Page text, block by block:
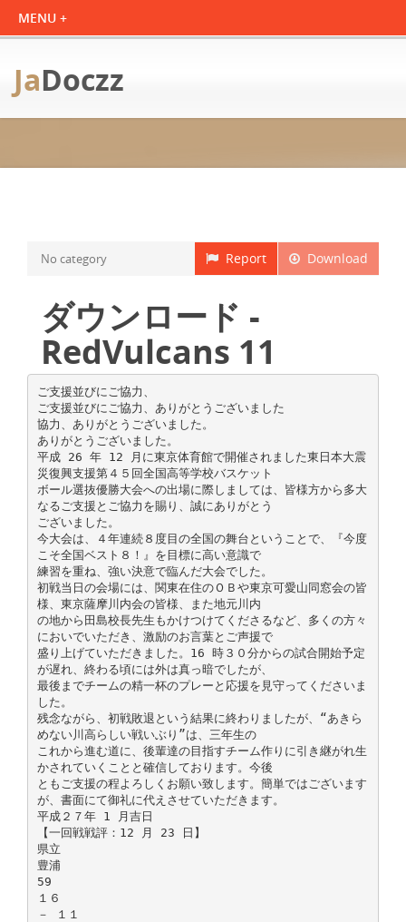
JaDoczz
Download
Report
No category
ダウンロード -
RedVulcans 11
ご支援並びにご協力、
ご支援並びにご協力、ありがとうございました
協力、ありがとうございました。
ありがとうございました。
平成 26 年 12 月に東京体育館で開催されました東日本大震
災復興支援第４５回全国高等学校バスケット
ボール選抜優勝大会への出場に際しましては、皆様方から多大
なるご支援とご協力を賜り、誠にありがとう
ございました。
今大会は、４年連続８度目の全国の舞台ということで、『今度
こそ全国ベスト８！』を目標に高い意識で
練習を重ね、強い決意で臨んだ大会でした。
初戦当日の会場には、関東在住のＯＢや東京可愛山同窓会の皆
様、東京薩摩川内会の皆様、また地元川内
の地から田島校長先生もかけつけてくださるなど、多くの方々
においでいただき、激励のお言葉とご声援で
盛り上げていただきました。16 時３０分からの試合開始予定
が遅れ、終わる頃には外は真っ暗でしたが、
最後までチームの精一杯のプレーと応援を見守ってくださいま
した。
残念ながら、初戦敗退という結果に終わりましたが、“あきら
めない川高らしい戦いぶり”は、三年生の
これから進む道に、後輩達の目指すチーム作りに引き継がれ生
かされていくことと確信しております。今後
ともご支援の程よろしくお願い致します。簡単ではございます
が、書面にて御礼に代えさせていただきます。
平成２７年 1 月吉日
【一回戦戦評：12 月 23 日】
県⽴
豊浦
59
１６
－ １１